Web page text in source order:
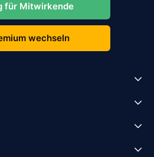
für Mitwirkende
wechseln